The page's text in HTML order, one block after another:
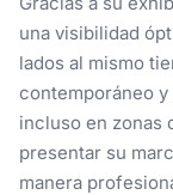
una visibilidad
lados al mismo
contemporáneo
incluso en zonas
presentar su
manera